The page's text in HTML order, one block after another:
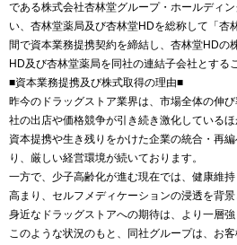
である株式会社杏林堂グループ・ホールディ
い、杏林堂薬局及び杏林堂HDを総称して「杏
間で資本業務提携契約を締結し、杏林堂HDの
HD及び杏林堂薬局を同社の連結子会社とする
■資本業務提携及び株式取得の理由■
昨今のドラッグストア業界は、市場全体の伸
社の出店や価格競争が引き続き激化している
資本提携や生き残りをかけた企業の統合・再
り、厳しい経営環境が続いております。
一方で、少子高齢化が進む現在では、健康維
高まり、セルフメディケーションの浸透を背
身近なドラッグストアへの期待は、より一層強
このような状況のもと、同社グループは、お